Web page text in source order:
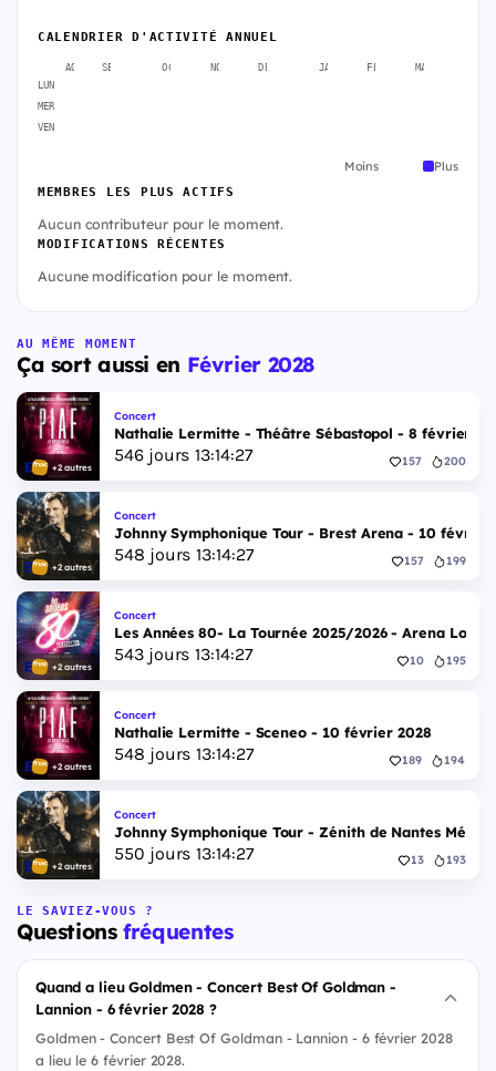
CALENDRIER D'ACTIVITÉ ANNUEL
AOÛT SEPT. OCT. NOV. DÉC. JANV. FÉVR. MARS
LUN
MER
VEN
Moins Plus
MEMBRES LES PLUS ACTIFS
Aucun contributeur pour le moment.
MODIFICATIONS RÉCENTES
Aucune modification pour le moment.
AU MÊME MOMENT
Ça sort aussi en Février 2028
+2 autres
Concert
Nathalie Lermitte - Théâtre Sébastopol - 8 février
546jours 13:14:27 157 200
+2 autres
Concert
Johnny Symphonique Tour - Brest Arena - 10 février
548 jours 13:14:27 157 199
+2 autres
Concert
Les Années 80- La Tournée 2025/2026 - Arena
543jours 13:14:27 10 195
+2 autres
Concert
Nathalie Lermitte - Sceneo - 10 février 2028
548 jours 13:14:27 189 194
+2 autres
Concert
Johnny Symphonique Tour - Zénith de Nantes
550 jours 13:14:27 13 193
LE SAVIEZ-VOUS ?
Questionsfréquentes
Quand a lieu Goldmen - Concert Best Of Goldman -
Lannion - 6 février 2028 ?
Goldmen - Concert Best Of Goldman - Lannion - 6 février 2028
a lieu le 6 février 2028.